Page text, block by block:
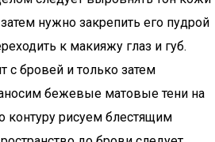
нужно закрепить его пудрой
к макияжу глаз и губ.
с бровей и только затем
бежевые матовые тени на
контуру рисуем блестящим